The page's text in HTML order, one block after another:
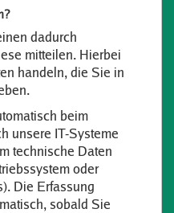
dadurch
mitteilen. Hierbei
handeln, die Sie in
beim
unsere IT-Systeme
technische Daten
oder
Die Erfassung
sobald Sie